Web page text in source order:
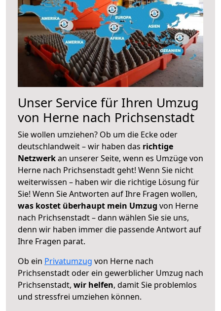
Unser Service für Ihren Umzug
von Herne nach Prichsenstadt
Sie wollen umziehen? Ob um die Ecke oder
deutschlandweit – wir haben das richtige
Netzwerkan unserer Seite, wenn es Umzüge von
Herne nach Prichsenstadt geht! Wenn Sie nicht
weiterwissen – haben wir die richtige Lösung für
Sie! Wenn Sie Antworten auf Ihre Fragen wollen,
was kostet überhaupt mein Umzug von Herne
nach Prichsenstadt – dann wählen Sie sie uns,
denn wir haben immer die passende Antwort auf
Ihre Fragen parat.
Ob ein Privatumzug von Herne nach
Prichsenstadt oder ein gewerblicher Umzug nach
Prichsenstadt, wir helfen, damit Sie problemlos
und stressfrei umziehen können.